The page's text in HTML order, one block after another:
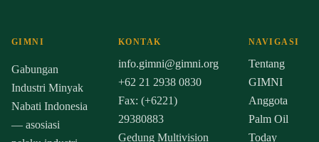
GIMNI
Gabungan
Industri Minyak
Nabati Indonesia
— asosiasi
KONTAK
info.gimni@gimni.org
+62 21 2938 0830
Fax: (+6221)
29380883
Gedung Multivision
NAVIGASI
Tentang
GIMNI
Anggota
Palm Oil
Today